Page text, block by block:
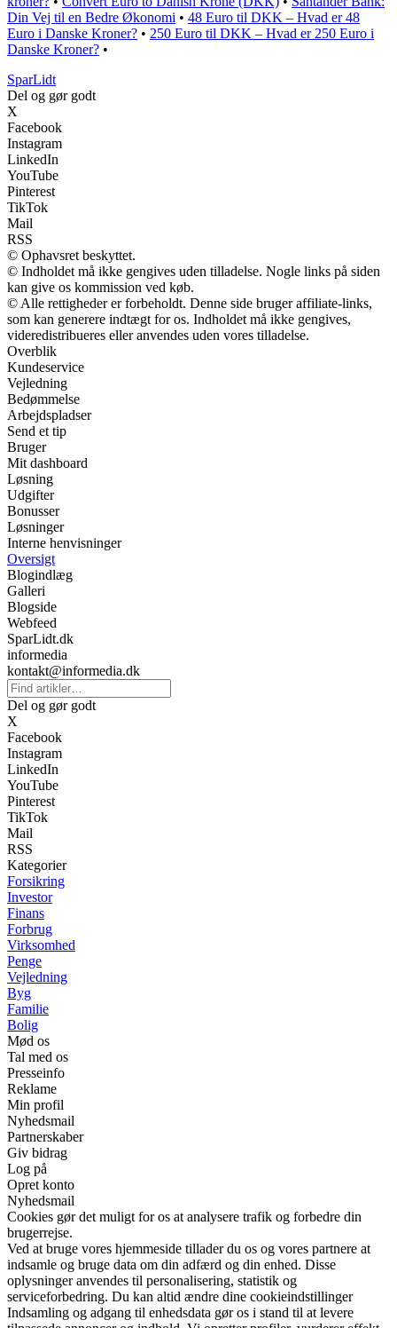
Din Vej til en Bedre Økonomi • 48 Euro til DKK – Hvad er 48
Euro i Danske Kroner? • 250 Euro til DKK – Hvad er 250 Euro i
Danske Kroner? •
SparLidt
Del og gør godt
X
Facebook
Instagram
LinkedIn
YouTube
Pinterest
TikTok
Mail
RSS
© Ophavsret beskyttet.
© Indholdet må ikke gengives uden tilladelse. Nogle links på siden
kan give os kommission ved køb.
© Alle rettigheder er forbeholdt. Denne side bruger affiliate-links,
som kan generere indtægt for os. Indholdet må ikke gengives,
videredistribueres eller anvendes uden vores tilladelse.
Overblik
Kundeservice
Vejledning
Bedømmelse
Arbejdspladser
Send et tip
Bruger
Mit dashboard
Løsning
Udgifter
Bonusser
Løsninger
Interne henvisninger
Oversigt
Blogindlæg
Galleri
Blogside
Webfeed
SparLidt.dk
informedia
kontakt@informedia.dk
Del og gør godt
X
Facebook
Instagram
LinkedIn
YouTube
Pinterest
TikTok
Mail
RSS
Kategorier
Forsikring
Investor
Finans
Forbrug
Virksomhed
Penge
Vejledning
Byg
Familie
Bolig
Mød os
Tal med os
Presseinfo
Reklame
Min profil
Nyhedsmail
Partnerskaber
Giv bidrag
Log på
Opret konto
Nyhedsmail
Cookies gør det muligt for os at analysere trafik og forbedre din
brugerrejse.
Ved at bruge vores hjemmeside tillader du os og vores partnere at
indsamle og bruge data om din adfærd og din enhed. Disse
oplysninger anvendes til personalisering, statistik og
serviceforbedring. Du kan altid ændre dine cookieindstillinger
Indsamling og adgang til enhedsdata gør os i stand til at levere